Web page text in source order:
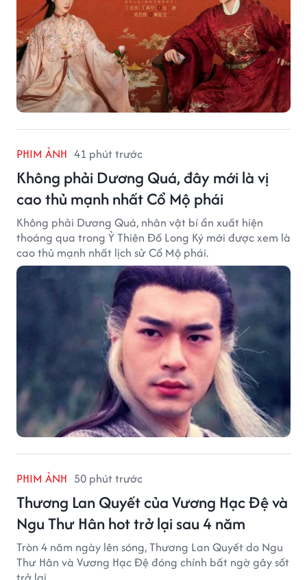
PHIM ẢNH 41 phút trước
Không phải Dương Quá, đây mới là vị
cao thủ mạnh nhất Cổ Mộ phái
Không phải Dương Quá, nhân vật bí ẩn xuất hiện
thoáng qua trong Ỷ Thiên Đồ Long Ký mới được xem là
cao thủ mạnh nhất lịch sử Cổ Mộ phái.
PHIM ẢNH 50 phút trước
Thương Lan Quyết của Vương Hạc Đệ và
Ngu Thư Hân hot trở lại sau 4 năm
Tròn 4 năm ngày lên sóng, Thương Lan Quyết do Ngu
Thư Hân và Vương Hạc Đệ đóng chính bất ngờ gây sốt